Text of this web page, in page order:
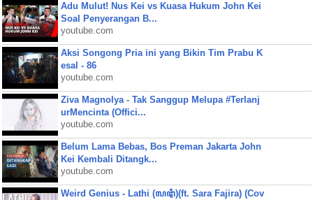
Adu Mulut! Nus Kei vs Kuasa Hukum John Kei
Soal Penyerangan B...
youtube.com
Aksi Songong Pria ini yang Bikin Tim Prabu K
esal - 86
youtube.com
Ziva Magnolya - Tak Sanggup Melupa #Terlanj
urMencinta (Offici...
youtube.com
Belum Lama Bebas, Bos Preman Jakarta John
Kei Kembali Ditangk...
youtube.com
Weird Genius - Lathi (ꦭꦛꦶ)(ft. Sara Fajira) (Cov